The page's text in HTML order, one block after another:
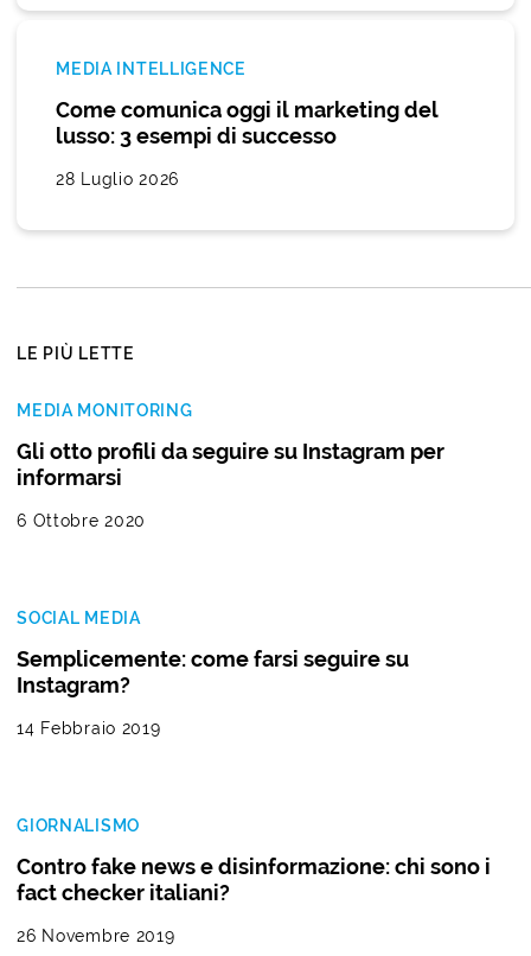
MEDIA INTELLIGENCE
Come comunica oggi il marketing del
lusso: 3 esempi di successo
28 Luglio 2026
LE PIÙ LETTE
MEDIA MONITORING
Gli otto profili da seguire su Instagram per
informarsi
6 Ottobre 2020
SOCIAL MEDIA
Semplicemente: come farsi seguire su
Instagram?
14 Febbraio 2019
GIORNALISMO
Contro fake news e disinformazione: chi sono i
fact checker italiani?
26 Novembre 2019